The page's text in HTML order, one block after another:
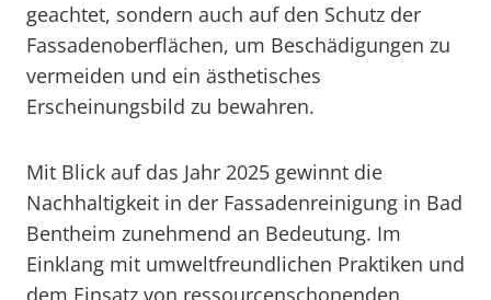
geachtet, sondern auch auf den Schutz der
Fassadenoberflächen, um Beschädigungen zu
vermeiden und ein ästhetisches
Erscheinungsbild zu bewahren.
Mit Blick auf das Jahr 2025 gewinnt die
Nachhaltigkeit in der Fassadenreinigung in Bad
Bentheim zunehmend an Bedeutung. Im
Einklang mit umweltfreundlichen Praktiken und
dem Einsatz von ressourcenschonenden